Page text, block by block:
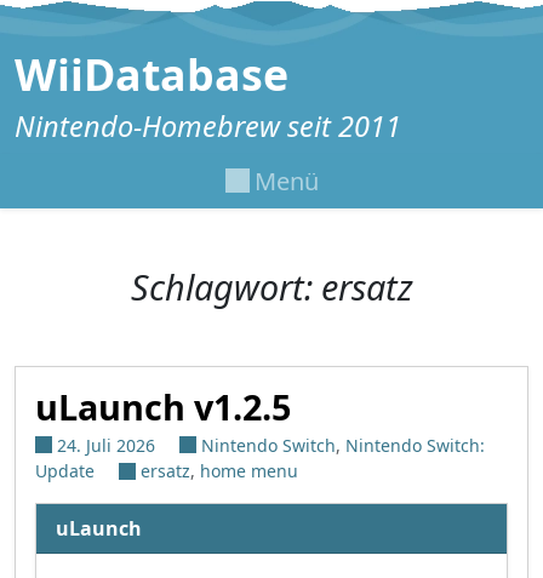
Zum Inhalt springen
WiiDatabase
Nintendo-Homebrew seit 2011
Menü
Schlagwort: ersatz
uLaunch v1.2.5
24. Juli 2026 Nintendo Switch, Nintendo Switch:
Update
ersatz, home menu
uLaunch